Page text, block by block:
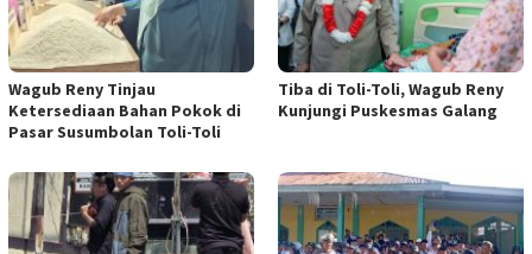
Wagub Reny Tinjau
Ketersediaan Bahan Pokok di
Pasar Susumbolan Toli-Toli
Tiba di Toli-Toli, Wagub Reny
Kunjungi Puskesmas Galang